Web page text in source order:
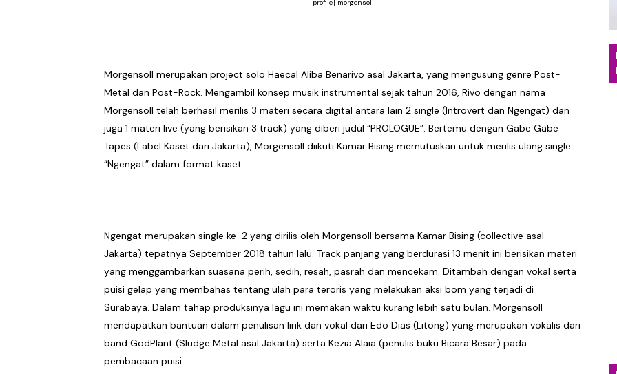
The Joo’s Sajikan Kritik Sosial dalam Balutan Biblical Surf Rock Lewat EP "Eksibisi
Hallimun Menyeruak dari Kabut Sukabumi Lewat EP Perdana Into the Death
Prass Menutup Empat Tahun Pencarian Diri Lewat EP "Free As A Bird"
[profile] morgensoll
Morgensoll merupakan project solo Haecal Aliba Benarivo asal Jakarta, yang mengusung genre Post-
Metal dan Post-Rock. Mengambil konsep musik instrumental sejak tahun 2016, Rivo dengan nama
Morgensoll telah berhasil merilis 3 materi secara digital antara lain 2 single (Introvert dan Ngengat) dan
juga 1 materi live (yang berisikan 3 track) yang diberi judul “PROLOGUE”. Bertemu dengan Gabe Gabe
Tapes (Label Kaset dari Jakarta), Morgensoll diikuti Kamar Bising memutuskan untuk merilis ulang single
“Ngengat” dalam format kaset.
Ngengat merupakan single ke-2 yang dirilis oleh Morgensoll bersama Kamar Bising (collective asal
Jakarta) tepatnya September 2018 tahun lalu. Track panjang yang berdurasi 13 menit ini berisikan materi
yang menggambarkan suasana perih, sedih, resah, pasrah dan mencekam. Ditambah dengan vokal serta
puisi gelap yang membahas tentang ulah para teroris yang melakukan aksi bom yang terjadi di
Surabaya. Dalam tahap produksinya lagu ini memakan waktu kurang lebih satu bulan. Morgensoll
mendapatkan bantuan dalam penulisan lirik dan vokal dari Edo Dias (Litong) yang merupakan vokalis dari
band GodPlant (Sludge Metal asal Jakarta) serta Kezia Alaia (penulis buku Bicara Besar) pada
pembacaan puisi.